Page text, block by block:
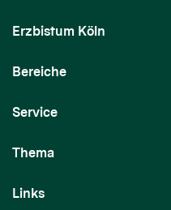
Erzbistum Köln
Bereiche
Service
Thema
Links